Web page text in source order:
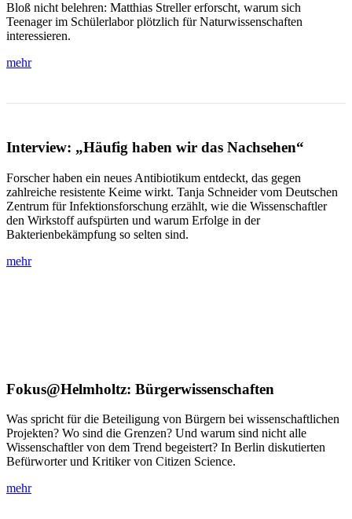
Bloß nicht belehren: Matthias Streller erforscht, warum sich
Teenager im Schülerlabor plötzlich für Naturwissenschaften
interessieren.
mehr
Interview: „Häufig haben wir das Nachsehen“
Forscher haben ein neues Antibiotikum entdeckt, das gegen
zahlreiche resistente Keime wirkt. Tanja Schneider vom Deutschen
Zentrum für Infektionsforschung erzählt, wie die Wissenschaftler
den Wirkstoff aufspürten und warum Erfolge in der
Bakterienbekämpfung so selten sind.
mehr
Fokus@Helmholtz: Bürgerwissenschaften
Was spricht für die Beteiligung von Bürgern bei wissenschaftlichen
Projekten? Wo sind die Grenzen? Und warum sind nicht alle
Wissenschaftler von dem Trend begeistert? In Berlin diskutierten
Befürworter und Kritiker von Citizen Science.
mehr